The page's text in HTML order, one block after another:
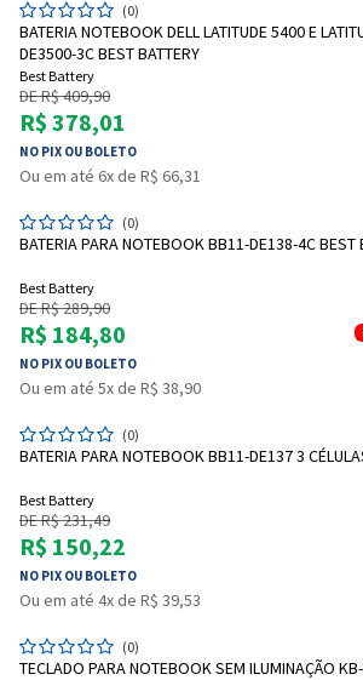
(0)
BATERIA NOTEBOOK DELL LATITUDE 5400 E
DE3500-3C BEST BATTERY
Best Battery
DE R$ 409,90
R$ 378,01
NO PIX OU BOLETO
Ou em até 6x de R$ 66,31
(0)
BATERIA PARA NOTEBOOK BB11-DE138-4C BEST
Best Battery
DE R$ 289,90
R$ 184,80
NO PIX OU BOLETO
Ou em até 5x de R$ 38,90
(0)
BATERIA PARA NOTEBOOK BB11-DE137 3
Best Battery
DE R$ 231,49
R$ 150,22
NO PIX OU BOLETO
Ou em até 4x de R$ 39,53
(0)
TECLADO PARA NOTEBOOK SEM ILUMINAÇÃO